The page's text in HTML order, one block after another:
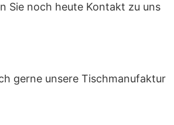
Sie noch heute Kontakt zu uns
gerne unsere Tischmanufaktur